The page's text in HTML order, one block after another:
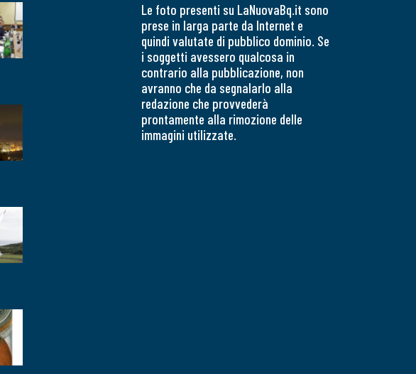
Le foto presenti su LaNuovaBq.it sono
prese in larga parte da Internet e
quindi valutate di pubblico dominio. Se
i soggetti avessero qualcosa in
contrario alla pubblicazione, non
avranno che da segnalarlo alla
redazione che provvederà
prontamente alla rimozione delle
immagini utilizzate.